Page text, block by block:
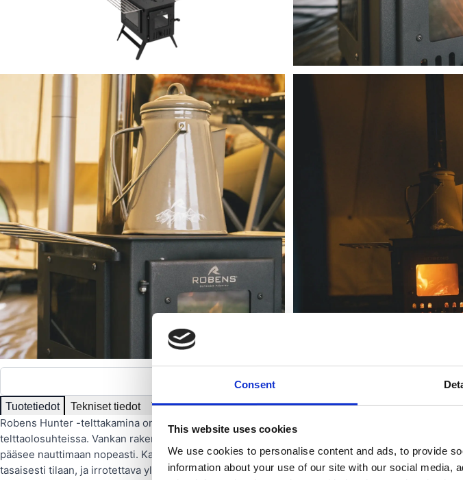
Consent
This website uses cookies
We use cookies to personalise content and ads, to provide
information about your use of our site with our social media,
Näytä kaikki kuvat
Tuotetiedot Tekniset tiedot Tuoteedut
Robens Hunter -telttakamina on suunniteltu tarjoamaan sekä lämpöä että
telttaolosuhteissa. Vankan rakenteen ja helpon kokoamisen ansiosta kamina on nopea pystyttää,
pääsee nauttimaan nopeasti. Kamineen matala rakenne ja tehokas suunnittelu auttavat
tasaisesti tilaan, ja irrotettava ylälevy mahdollistaa suoran pääsyn tulipesään ruoanlaittoa